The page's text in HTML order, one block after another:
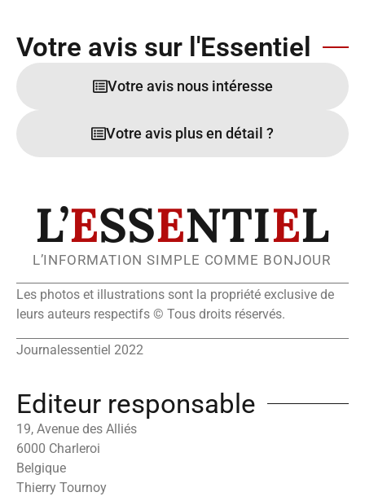
Votre avis sur l'Essentiel
Votre avis nous intéresse
Votre avis plus en détail ?
L’ESSENTIEL
L’INFORMATION SIMPLE COMME BONJOUR
Les photos et illustrations sont la propriété exclusive de
leurs auteurs respectifs © Tous droits réservés.
Journalessentiel 2022
Editeur responsable
19, Avenue des Alliés
6000 Charleroi
Belgique
Thierry Tournoy